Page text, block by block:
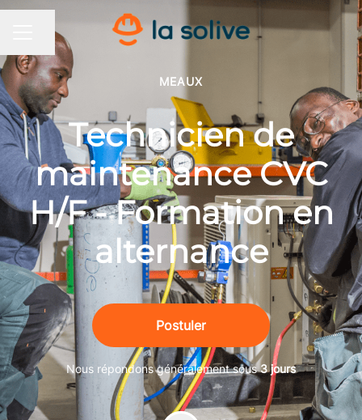
MENU CARRIÈRE
Partager la page
MEAUX
Technicien de
maintenance CVC
H/F - Formation en
alternance
Postuler
Nous répondons généralement sous3 jours